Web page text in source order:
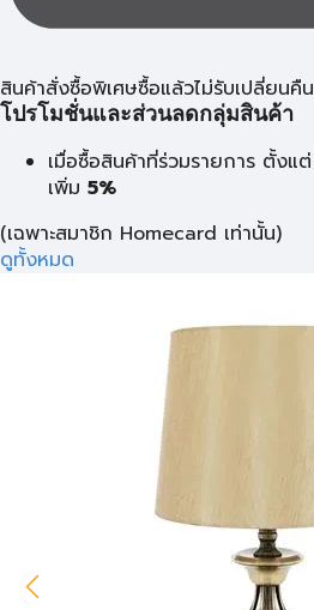
สินค้าสั่งซื้อพิเศษซื้อแล้วไม่รับเปลี่ยนคืน
โปรโมชั่นและส่วนลดกลุ่มสินค้า
เมื่อซื้อสินค้าที่ร่วมรายการ ตั้งแต่
เพิ่ม 5%
(เฉพาะสมาชิก Homecard เท่านั้น)
ดูทั้งหมด